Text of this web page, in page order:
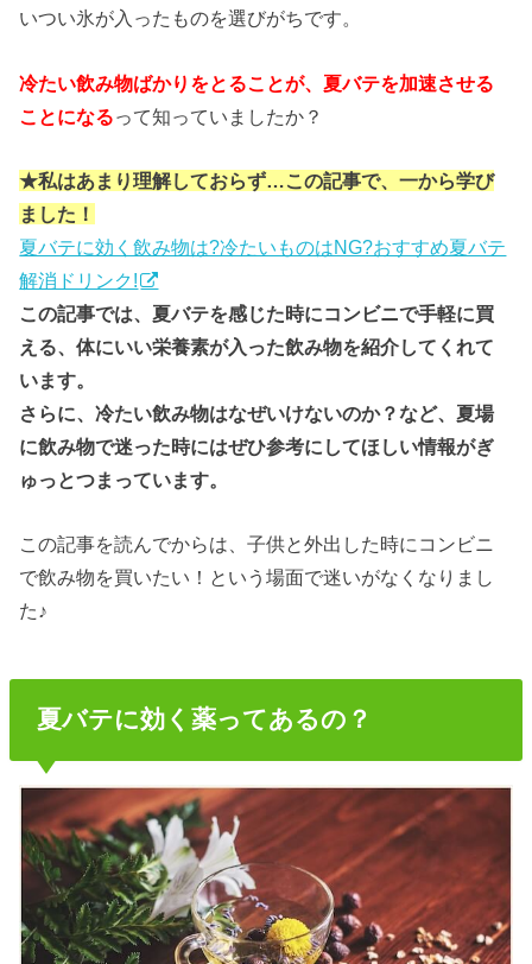
いつい氷が入ったものを選びがちです。
冷たい飲み物ばかりをとることが、夏バテを加速させる
ことになるって知っていましたか？
★私はあまり理解しておらず…この記事で、一から学び
ました！
夏バテに効く飲み物は?冷たいものはNG?おすすめ夏バテ
解消ドリンク!
この記事では、夏バテを感じた時にコンビニで手軽に買
える、体にいい栄養素が入った飲み物を紹介してくれて
います。
さらに、冷たい飲み物はなぜいけないのか？など、夏場
に飲み物で迷った時にはぜひ参考にしてほしい情報がぎ
ゅっとつまっています。
この記事を読んでからは、子供と外出した時にコンビニ
で飲み物を買いたい！という場面で迷いがなくなりまし
た♪
夏バテに効く薬ってあるの？